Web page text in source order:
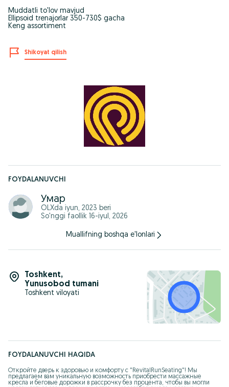
Muddatli to'lov mavjud
Ellipsoid trenajorlar 350-730$ gacha
Keng assortiment
Shikoyat qilish
FOYDALANUVCHI
Умар
OLXda iyun, 2023 beri
So'nggi faollik 16-iyul, 2026
Muallifning boshqa e'lonlari
Toshkent,
Yunusobod tumani
Toshkent viloyati
FOYDALANUVCHI HAQIDA
Откройте дверь к здоровью и комфорту с "RevitalRunSeating"! Мы
предлагаем вам уникальную возможность приобрести массажные
кресла и беговые дорожки в рассрочку без процента, чтобы вы могли